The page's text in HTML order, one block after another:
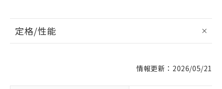
定格/性能
情報更新：2026/05/21